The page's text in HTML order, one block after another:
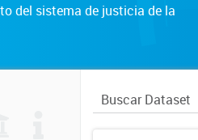
del sistema de justicia de la